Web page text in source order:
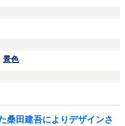
景色
桑田建吾によりデザインさ